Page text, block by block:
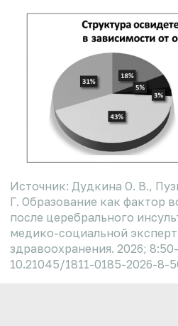
Источник: Дудкина О. В.,
Г. Образование как фактор
после церебрального
медико-социальной
здравоохранения. 2026;
10.21045/1811-0185-2026-8-